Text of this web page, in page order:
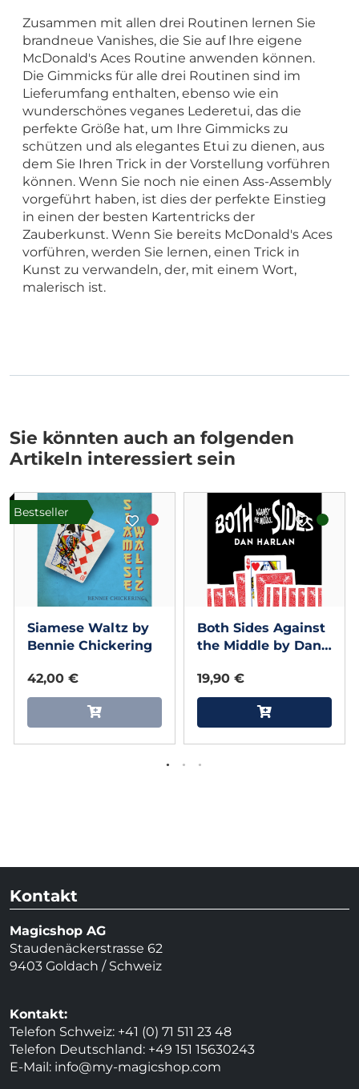
Zusammen mit allen drei Routinen lernen Sie
brandneue Vanishes, die Sie auf Ihre eigene
McDonald's Aces Routine anwenden können.
Die Gimmicks für alle drei Routinen sind im
Lieferumfang enthalten, ebenso wie ein
wunderschönes veganes Lederetui, das die
perfekte Größe hat, um Ihre Gimmicks zu
schützen und als elegantes Etui zu dienen, aus
dem Sie Ihren Trick in der Vorstellung vorführen
können. Wenn Sie noch nie einen Ass-Assembly
vorgeführt haben, ist dies der perfekte Einstieg
in einen der besten Kartentricks der
Zauberkunst. Wenn Sie bereits McDonald's Aces
vorführen, werden Sie lernen, einen Trick in
Kunst zu verwandeln, der, mit einem Wort,
malerisch ist.
Sie könnten auch an folgenden
Artikeln interessiert sein
Bestseller
Siamese Waltz by
Bennie Chickering
42,00 €
Both Sides Against
the Middle by Dan
19,90 €
Kontakt
Magicshop AG
Staudenäckerstrasse 62
9403 Goldach / Schweiz
Kontakt:
Telefon Schweiz: +41 (0) 71 511 23 48
Telefon Deutschland: +49 151 15630243
E-Mail: info@my-magicshop.com